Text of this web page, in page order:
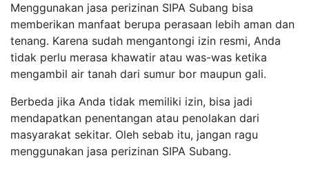
Menggunakan jasa perizinan SIPA Subang bisa
memberikan manfaat berupa perasaan lebih aman dan
tenang. Karena sudah mengantongi izin resmi, Anda
tidak perlu merasa khawatir atau was-was ketika
mengambil air tanah dari sumur bor maupun gali.
Berbeda jika Anda tidak memiliki izin, bisa jadi
mendapatkan penentangan atau penolakan dari
masyarakat sekitar. Oleh sebab itu, jangan ragu
menggunakan jasa perizinan SIPA Subang.